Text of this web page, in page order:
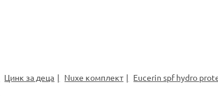
Цинк за деца Nuxe комплект Eucerin spf hydro